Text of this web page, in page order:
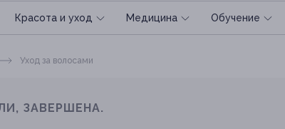
Красота и уход Медицина Обучение
Уход за волосами
ЗАВЕРШЕНА.